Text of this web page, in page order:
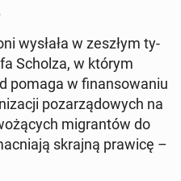
wysłała w zeszłym ty­
Scholza, w którym
pomaga w fi­nan­so­wa­niu
po­za­rzą­do­wych na
mi­gran­tów do
skrajną prawicę –